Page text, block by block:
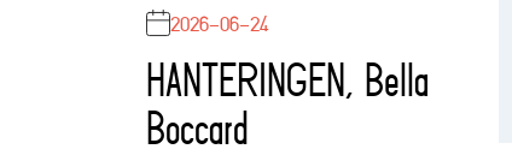
2026-06-24
HANTERINGEN, Bella
Boccard